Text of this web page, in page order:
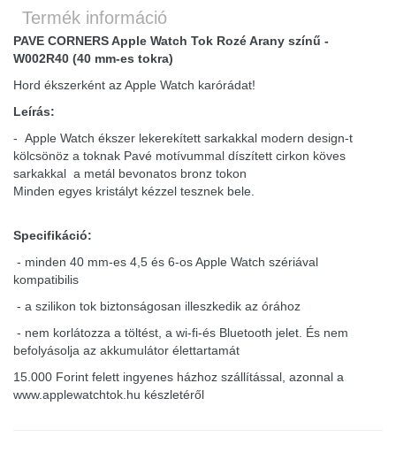
Termék információ
PAVE CORNERS Apple Watch Tok Rozé Arany színű -
W002R40 (40 mm-es tokra)
Hord ékszerként az Apple Watch karórádat!
Leírás:
- Apple Watch ékszer lekerekített sarkakkal modern design-t
kölcsönöz a toknak Pavé motívummal díszített cirkon köves
sarkakkal a metál bevonatos bronz tokon
Minden egyes kristályt kézzel tesznek bele.
Specifikáció:
- minden 40 mm-es 4,5 és 6-os Apple Watch szériával
kompatibilis
- a szilikon tok biztonságosan illeszkedik az órához
- nem korlátozza a töltést, a wi-fi-és Bluetooth jelet. És nem
befolyásolja az akkumulátor élettartamát
15.000 Forint felett ingyenes házhoz szállítással, azonnal a
www.applewatchtok.hu készletéről